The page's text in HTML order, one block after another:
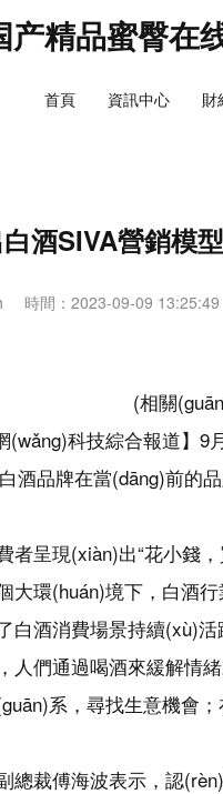
精品蜜臀在
首頁 資訊中心 財
酒SIVA營銷模型
時間：2023-09-09 13:25:49
(相關
(wǎng)科技綜合報道】
酒品牌在當(dāng)前的
者呈現(xiàn)出“花小錢
大環(huán)境下，白酒
白酒消費場景持續(xù)
人們通過喝酒來緩解情
系，尋找生意機會
總裁傅海波表示，認